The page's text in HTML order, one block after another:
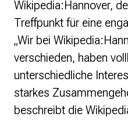
Wikipedia:Hannover,
Treffpunkt für eine
„Wir bei
verschieden, haben
unterschiedliche
starkes
beschreibt die